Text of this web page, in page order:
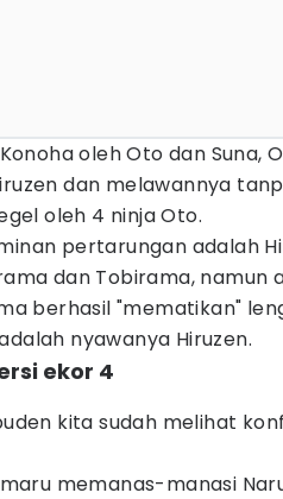
oleh Oto dan Suna,
dan melawannya
oleh 4 ninja Oto.
pertarungan adalah
dan Tobirama, namun
berhasil "mematikan"
nyawanya Hiruzen.
ekor 4
kita sudah melihat
memanas-manasi